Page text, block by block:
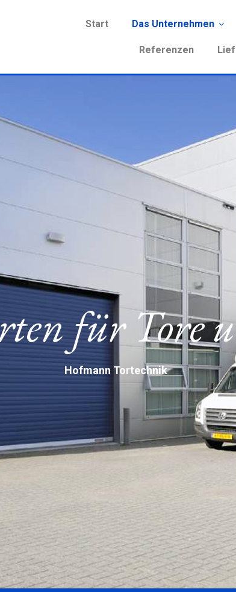
Start Das Unternehmen
Referenzen
für Tore
Hofmann Tortechnik